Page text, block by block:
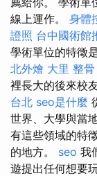
線上運作。 身體
證照 台中國術館
學術單位的特徵
北外燴 大里 整骨
裡長大的後來校
台北 seo是什麼
世界、大學與當
有這些領域的特
的地方。 seo 我
遊提出任何想要